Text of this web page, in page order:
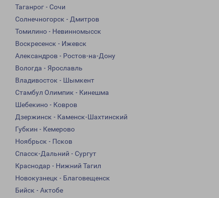
Таганрог - Сочи
Солнечногорск - Дмитров
Томилино - Невинномысск
Воскресенск - Ижевск
Александров - Ростов-на-Дону
Вологда - Ярославль
Владивосток - Шымкент
Стамбул Олимпик - Кинешма
Шебекино - Ковров
Дзержинск - Каменск-Шахтинский
Губкин - Кемерово
Ноябрьск - Псков
Спасск-Дальний - Сургут
Краснодар - Нижний Тагил
Новокузнецк - Благовещенск
Бийск - Актобе